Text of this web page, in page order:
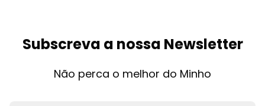
Subscreva a nossa Newsletter
Não perca o melhor do Minho